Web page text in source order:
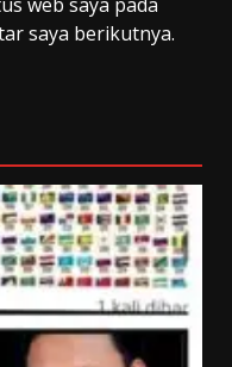
saya berikutnya.